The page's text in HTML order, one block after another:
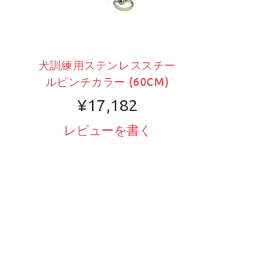
犬訓練用ステンレススチー
ルピンチカラー (60CM)
¥17,182
レビューを書く